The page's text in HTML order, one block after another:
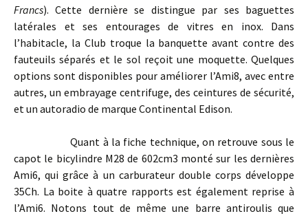
Francs). Cette dernière se distingue par ses baguettes
latérales et ses entourages de vitres en inox. Dans
l’habitacle, la Club troque la banquette avant contre des
fauteuils séparés et le sol reçoit une moquette. Quelques
options sont disponibles pour améliorer l’Ami8, avec entre
autres, un embrayage centrifuge, des ceintures de sécurité,
et un autoradio de marque Continental Edison.
Quant à la fiche technique, on retrouve sous le
capot le bicylindre M28 de 602cm3 monté sur les dernières
Ami6, qui grâce à un carburateur double corps développe
35Ch. La boite à quatre rapports est également reprise à
l’Ami6. Notons tout de même une barre antiroulis que